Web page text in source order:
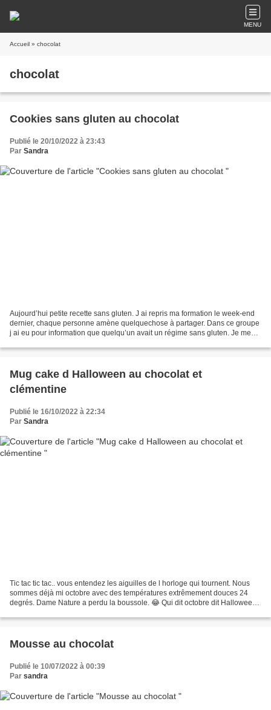
MENU
Accueil » chocolat
chocolat
Cookies sans gluten au chocolat
Publié le 20/10/2022 à 23:43
Par Sandra
Aujourd’hui petite recette sans gluten. J ai repris ma formation le week-end
dernier, chaque personne amène quelquechose à partager. Dans ce groupe
j ai eu pour information que quelqu’un avait un régime sans gluten. Je me
Mug cake d Halloween au chocolat et
clémentine
Publié le 16/10/2022 à 22:34
Par Sandra
Tic tac tic tac.. vous entendez les aiguilles de l horloge qui tournent. Nous
sommes déjà mi octobre avec des températures extrêmement douces 24
degrés. Dame Nature a perdu la boussole. 😂 Qui dit octobre dit Halloween
Mousse au chocolat
Publié le 10/07/2022 à 00:39
Par sandra